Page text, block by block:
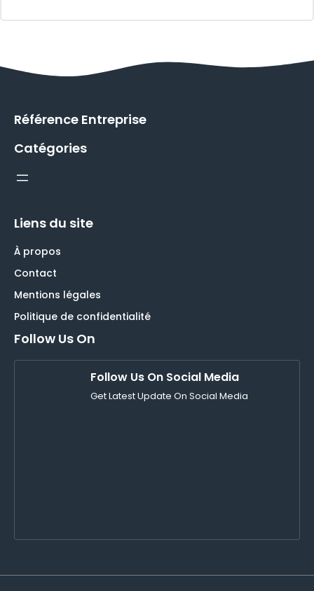
Référence Entreprise
Catégories
Liens du site
À propos
Contact
Mentions légales
Politique de confidentialité
Follow Us On
Follow Us On Social Media
Get Latest Update On Social Media